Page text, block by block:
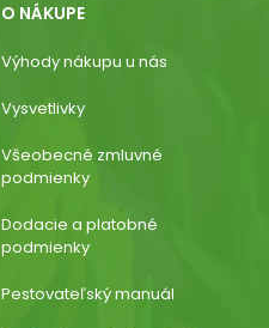
O NÁKUPE
Výhody nákupu u nás
Vysvetlivky
Všeobecné zmluvné
podmienky
Dodacie a platobné
podmienky
Pestovateľský manuál